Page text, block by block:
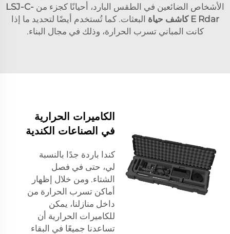
الأشخاص الضائعين في الطقس البارد، أحيانًا كجزء من LSJ-C-
E Rdar كاشف حياة
البعثات. كما تُستخدم أيضًا لتحديد ما إذا
كانت المباني تسرب الحرارة، وذلك في مجال البناء.
الكاميرات الحرارية
في الصناعات الكندية
كندا باردة جدًا بالنسبة
لي، حتى في فصل
الشتاء. ومن خلال إظهار
أماكن تسرب الحرارة من
داخل منازلنا، يمكن
للكاميرات الحرارية أن
تساعدنا جميعًا في البقاء